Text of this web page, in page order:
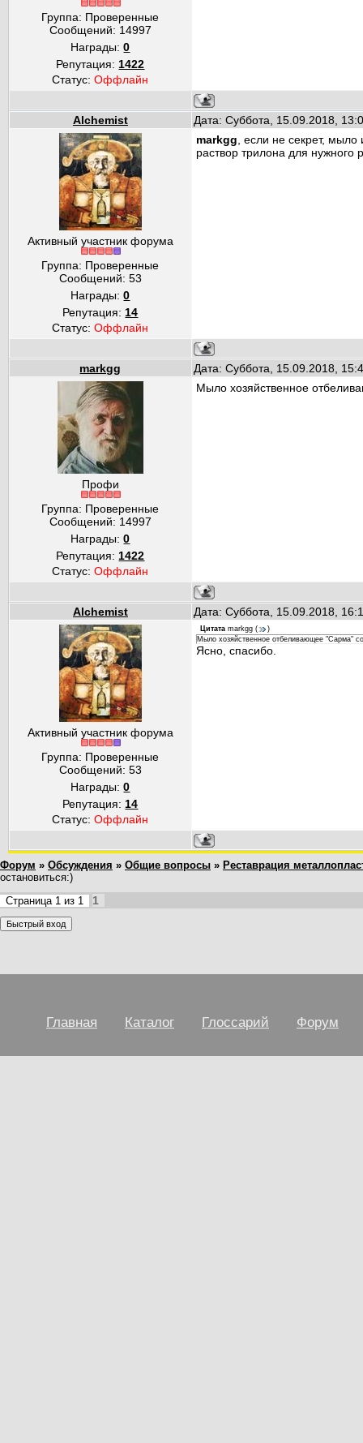
Группа: Проверенные
Сообщений: 14997
Награды:0
Репутация: 1422
Статус:Оффлайн
Alchemist Дата: Суббота, 15.09.2018,
Активный участник форума
Группа: Проверенные
Сообщений: 53
Награды:0
Репутация: 14
Статус:Оффлайн
markgg , если не секрет,
раствор трилона для
markgg Дата: Суббота, 15.09.2018,
Профи
Группа: Проверенные
Сообщений: 14997
Награды:0
Репутация: 1422
Статус:Оффлайн
Мыло хозяйственное
Alchemist Дата: Суббота, 15.09.2018,
Активный участник форума
Группа: Проверенные
Сообщений: 53
Награды:0
Репутация: 14
Статус:Оффлайн
Цитата markgg (
)
Мыло хозяйственное отбеливающее "Сарма"
Ясно, спасибо.
Форум » Обсуждения » Общие вопросы » Реставрация
остановиться:)
Страница 1 из 1 1
Главная Каталог Глоссарий Форум